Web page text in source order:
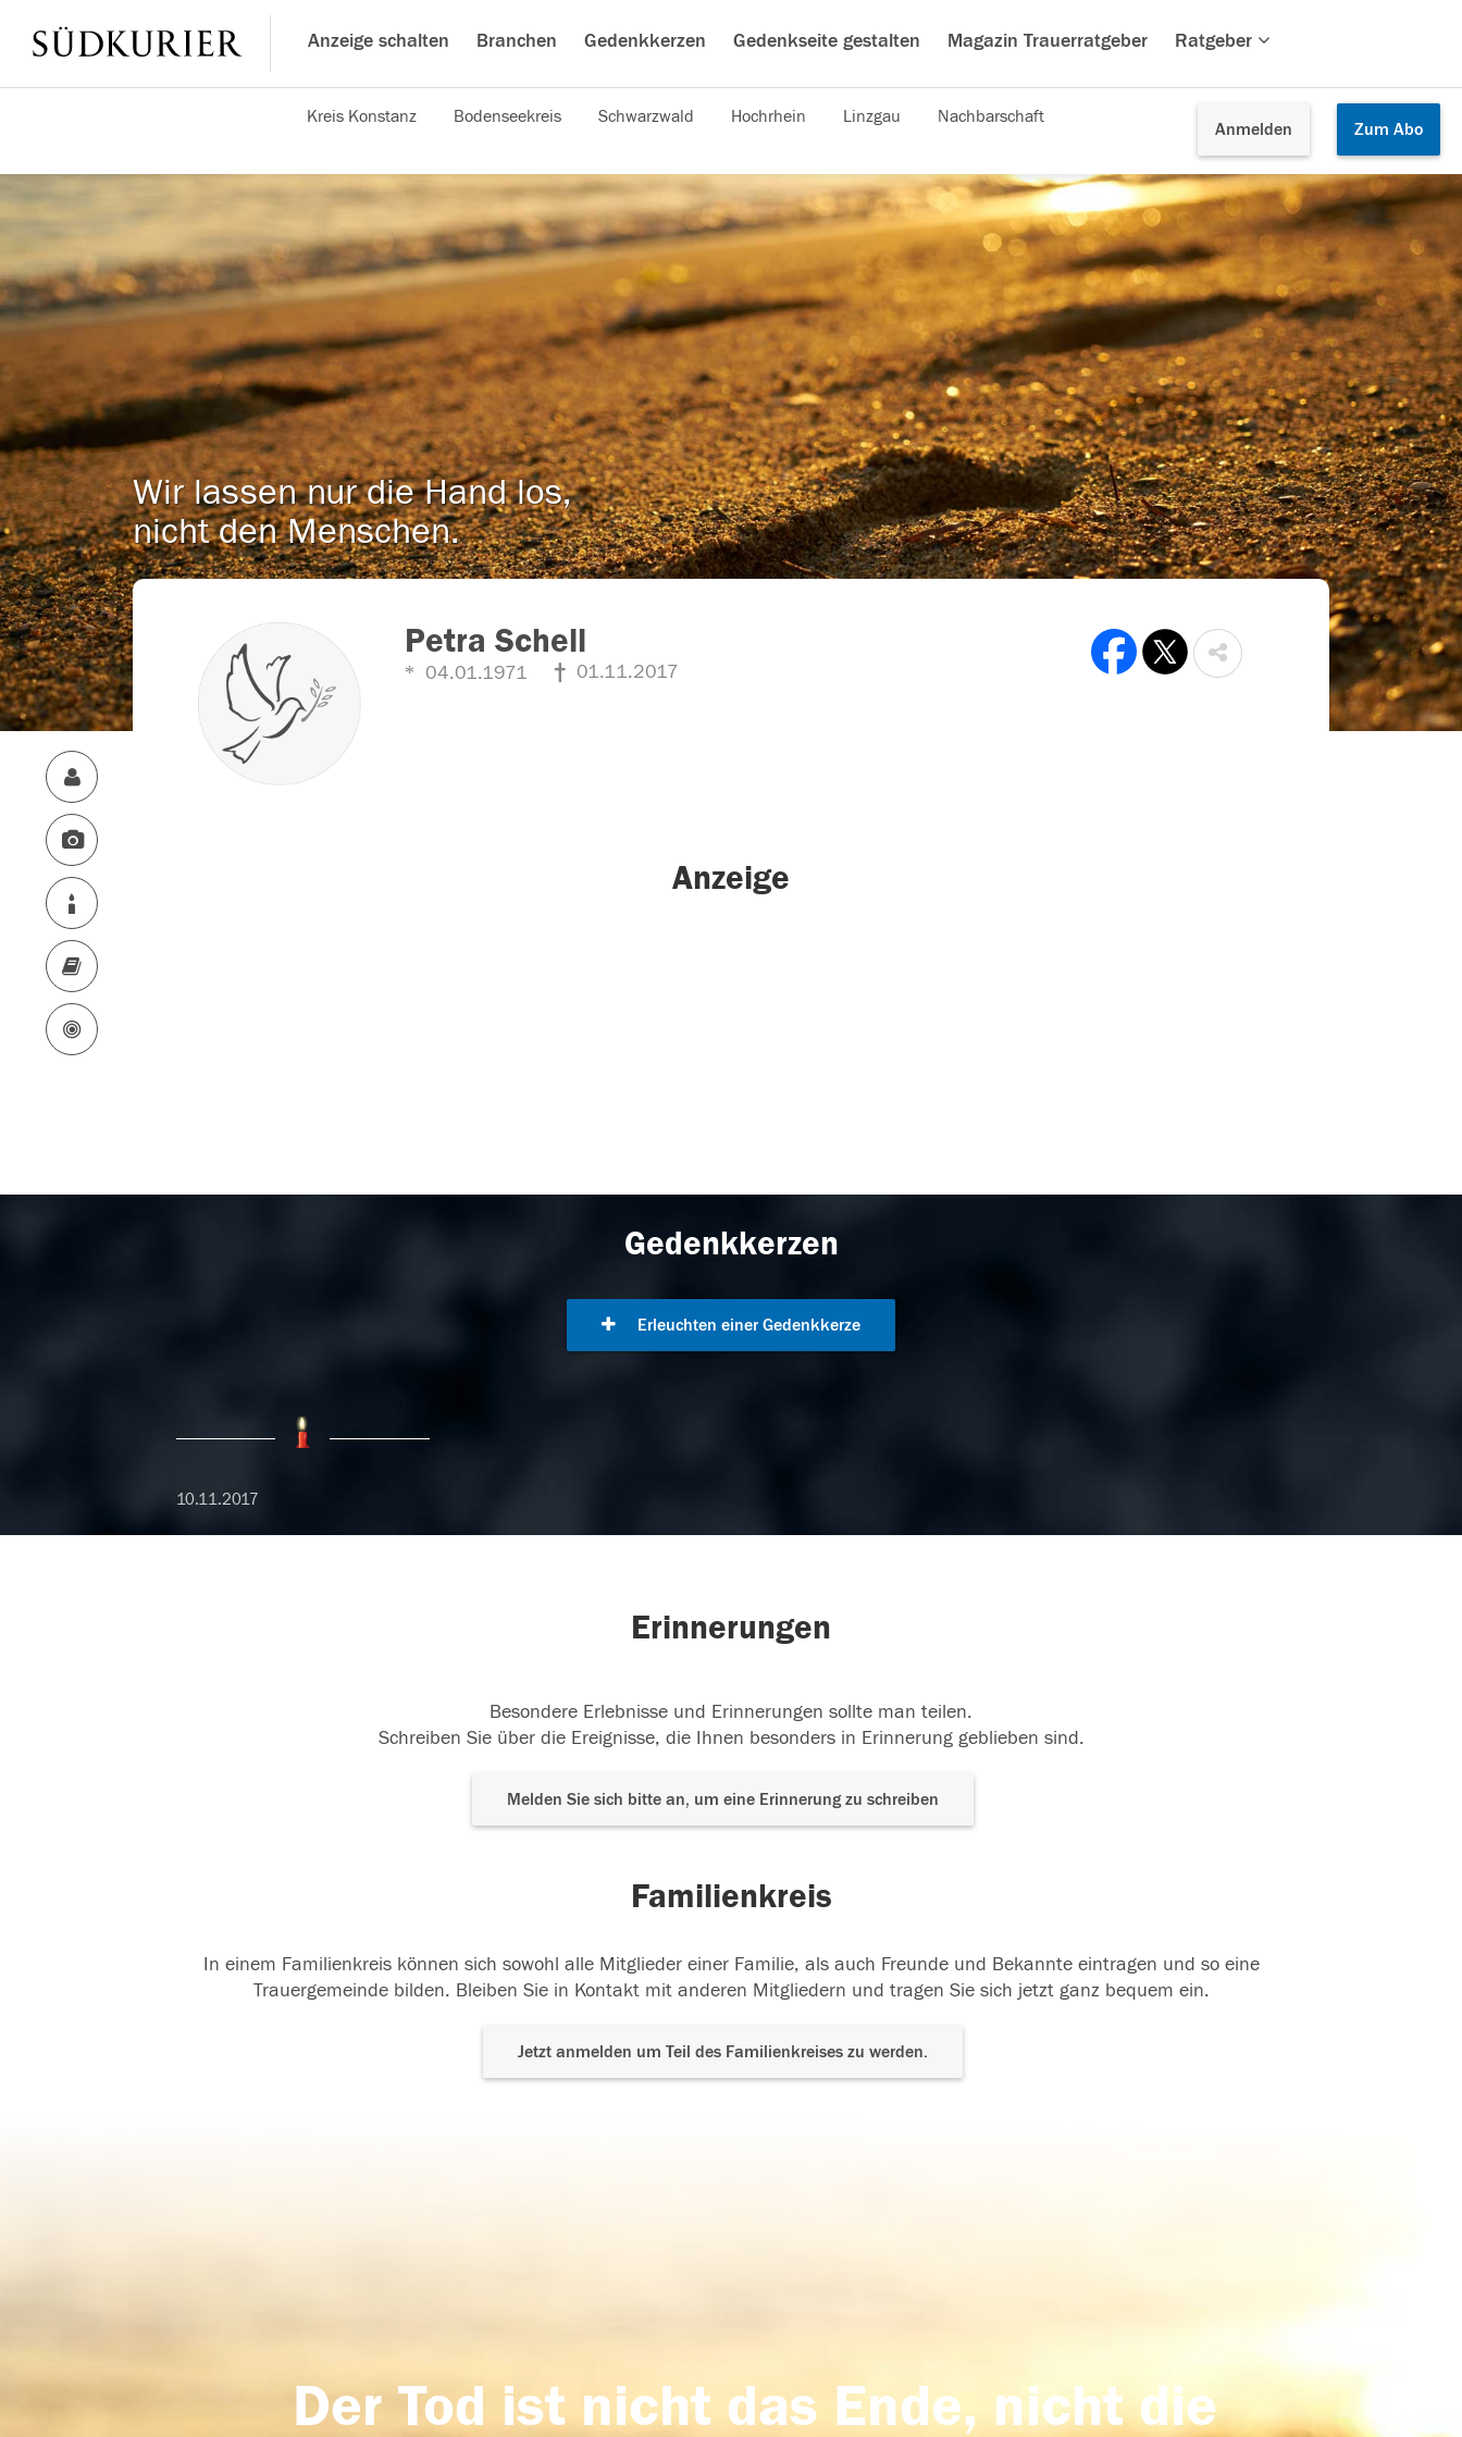
Anzeige schalten Branchen Gedenkkerzen Gedenkseite gestalten Magazin Trauerratgeber Ratgeber
Anmelden Zum Abo
Kreis Konstanz Bodenseekreis Schwarzwald Hochrhein Linzgau Nachbarschaft
Wir lassen nur die Hand los,
nicht den Menschen.
Petra Schell
04.01.1971 01.11.2017
Anzeige
Gedenkkerzen
Erleuchten einer Gedenkkerze
10.11.2017
Erinnerungen
Besondere Erlebnisse und Erinnerungen sollte man teilen.
Schreiben Sie über die Ereignisse, die Ihnen besonders in Erinnerung geblieben sind.
Melden Sie sich bitte an, um eine Erinnerung zu schreiben
Familienkreis
In einem Familienkreis können sich sowohl alle Mitglieder einer Familie, als auch Freunde und Bekannte eintragen und so eine
Trauergemeinde bilden. Bleiben Sie in Kontakt mit anderen Mitgliedern und tragen Sie sich jetzt ganz bequem ein.
Jetzt anmelden um Teil des Familienkreises zu werden.
Der Tod ist nicht das Ende, nicht die